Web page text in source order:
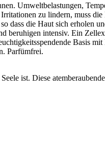
Umweltbelastungen,
zu lindern, muss
dass die Haut sich erholen
intensiv. Ein
Basis
Parfümfrei.
ist. Diese